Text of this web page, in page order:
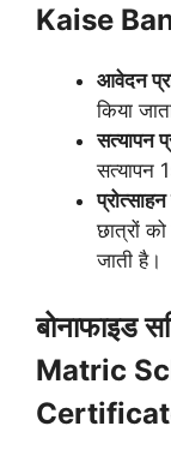
Kaise
आवेदन
किया
सत्यापन
सत्यापन
प्रोत्साहन
छात्रों
जाती है।
बोनाफाइड
Matric